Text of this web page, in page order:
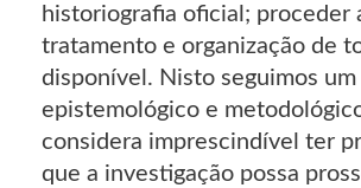
historiografia oficial; proceder
tratamento e organização de
disponível. Nisto seguimos
epistemológico e
considera imprescindível ter
que a investigação possa